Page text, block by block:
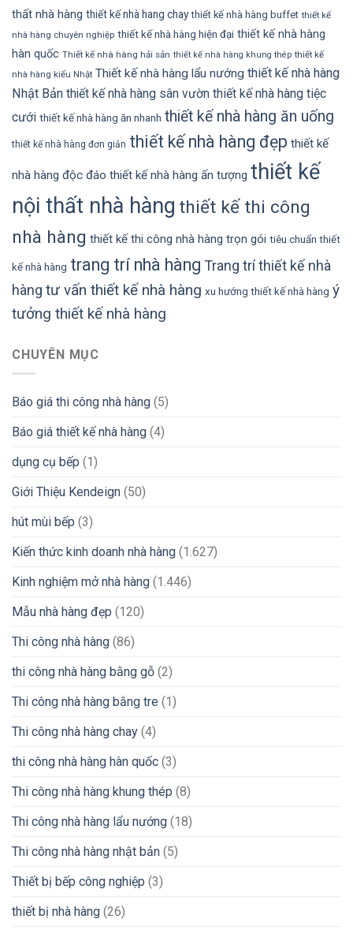
thất nhà hàng thiết kế nhà hang chay thiết kế nhà hàng buffet thiết kế
nhà hàng chuyên nghiệp thiết kế nhà hàng hiện đại thiết kế nhà hàng
hàn quốc Thiết kế nhà hàng hải sản thiết kế nhà hàng khung thép thiết kế
nhà hàng kiểu Nhật Thiết kế nhà hàng lẩu nướng thiết kế nhà hàng
Nhật Bản thiết kế nhà hàng sân vườn thiết kế nhà hàng tiệc
cưới thiết kế nhà hàng ăn nhanh thiết kế nhà hàng ăn uống
thiết kế nhà hàng đơn giản thiết kế nhà hàng đẹp thiết kế
nhà hàng độc đáo thiết kế nhà hàng ấn tượng thiết kế
nội thất nhà hàng thiết kế thi công
nhà hàng thiết kế thi công nhà hàng trọn gói tiêu chuẩn thiết
kế nhà hàng trang trí nhà hàng Trang trí thiết kế nhà
hàng tư vấn thiết kế nhà hàng xu hướng thiết kế nhà hàng ý
tưởng thiết kế nhà hàng
CHUYÊN MỤC
Báo giá thi công nhà hàng (5)
Báo giá thiết kế nhà hàng (4)
dụng cụ bếp (1)
Giới Thiệu Kendeign (50)
hút mùi bếp (3)
Kiến thức kinh doanh nhà hàng (1.627)
Kinh nghiệm mở nhà hàng (1.446)
Mẫu nhà hàng đẹp (120)
Thi công nhà hàng (86)
thi công nhà hàng bằng gỗ (2)
Thi công nhà hàng bằng tre (1)
Thi công nhà hàng chay (4)
thi công nhà hàng hàn quốc (3)
Thi công nhà hàng khung thép (8)
Thi công nhà hàng lẩu nướng (18)
Thi công nhà hàng nhật bản (5)
Thiết bị bếp công nghiệp (3)
thiết bị nhà hàng (26)